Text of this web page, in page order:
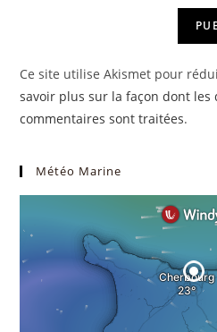
(facultatif)
Ce site utilise Akismet pour
savoir plus sur la façon dont les
commentaires sont traitées.
Météo Marine